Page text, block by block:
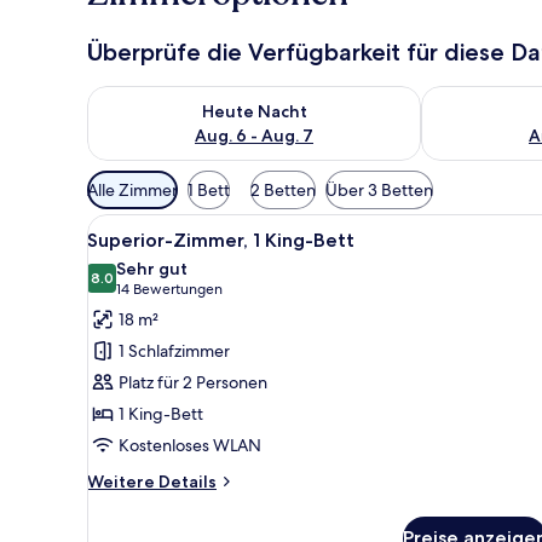
Überprüfe die Verfügbarkeit für diese
Heute Nacht
Aug. 6 - Aug. 7
Überprüfe die Verfügbarkeit für heute Nacht, Aug. 6
Überprüfe
Verfügbare
Filter
für
Zimmer
Alle Zimmer 1 Bett 2 Betten Über 3 Betten
Alle
Fotos
für
Superior-
Zimmer,
1 King-
Bett
anzeigen
Ein modernes Hotelzimmer
9
Superior-Zimmer, 1 King-Bett
8.08.0 von 10
Sehr gut
14 Bewertungen
(14
Bewertungen)
18 m²
1 Schlafzimmer
Platz für 2 Personen
1 King-Bett
Kostenloses WLAN
Weitere Details
Weitere